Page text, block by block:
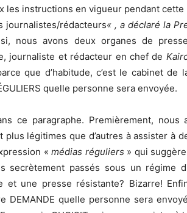
les instructions en vigueur pendant cette
journalistes/rédacteurs« , a déclaré la
nous avons deux organes de
journaliste et rédacteur en chef de
que d’habitude, c’est le cabinet de
quelle personne sera envoyée.
ce paragraphe. Premièrement, nous
plus légitimes que d’autres à assister à
« médias réguliers » qui
secrètement passés sous un régime
et une presse résistante? Bizarre!
DEMANDE quelle personne sera